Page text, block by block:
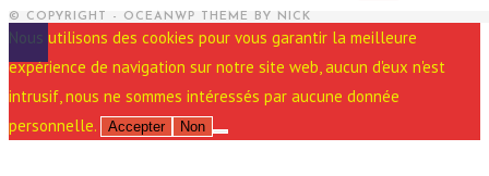
© COPYRIGHT - OCEANWP THEME BY NICK
Nous utilisons des cookies pour vous garantir la meilleure
expérience de navigation sur notre site web, aucun d'eux n'est
intrusif, nous ne sommes intéressés par aucune donnée
personnelle.
Accepter Non